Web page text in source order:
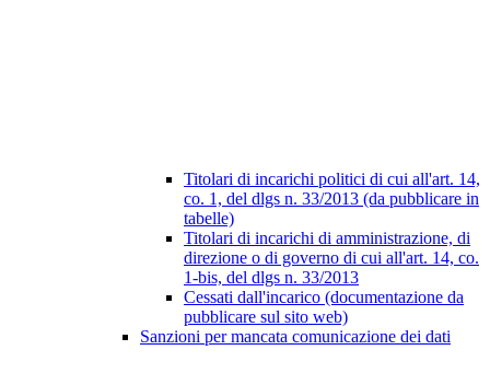
Titolari di incarichi politici di cui all'art. 14,
co. 1, del dlgs n. 33/2013 (da pubblicare in
tabelle)
Titolari di incarichi di amministrazione, di
direzione o di governo di cui all'art. 14, co.
1-bis, del dlgs n. 33/2013
Cessati dall'incarico (documentazione da
pubblicare sul sito web)
Sanzioni per mancata comunicazione dei dati